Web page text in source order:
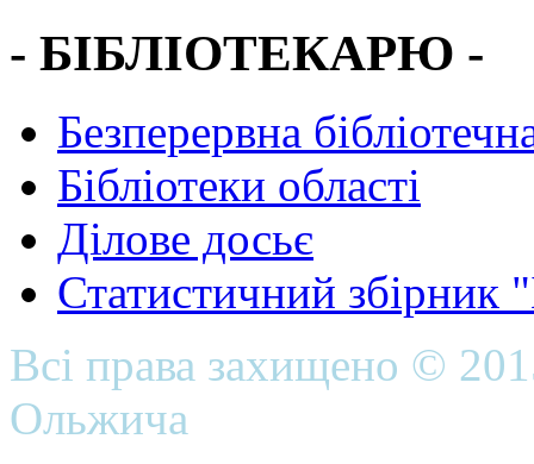
- БІБЛІОТЕКАРЮ -
Безперервна
Бібліотеки області
Ділове досьє
Статистичний
Всі права захищено ©
Ольжича